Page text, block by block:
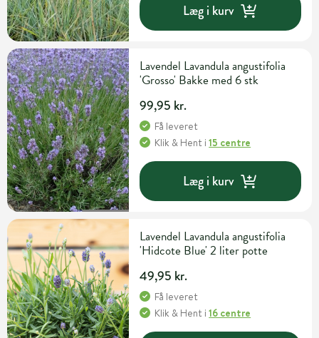
Læg i kurv
Lavendel Lavandula angustifolia
'Grosso' Bakke med 6 stk
99,95 kr.
Få leveret
Klik & Hent i15 centre
Læg i kurv
Lavendel Lavandula angustifolia
'Hidcote Blue' 2 liter potte
49,95 kr.
Få leveret
Klik & Hent i16 centre